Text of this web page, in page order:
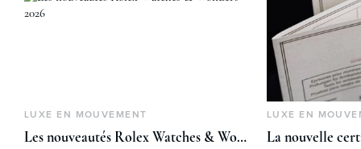
LUXE EN MOUVEMENT
Les nouveautés Rolex Watches & Wonders 2026
LUXE EN
La nouvelle